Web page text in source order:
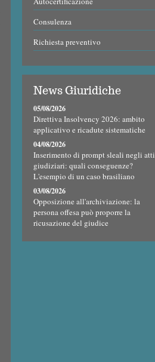
Consulenza
Richiesta preventivo
News Giuridiche
05/08/2026
Direttiva Insolvency 2026: ambito
applicativo e ricadute sistematiche
04/08/2026
Inserimento di prompt sleali negli atti
giudiziari: quali conseguenze?
L'esempio di un caso brasiliano
03/08/2026
Opposizione all'archiviazione: la
persona offesa può proporre la
ricusazione del giudice